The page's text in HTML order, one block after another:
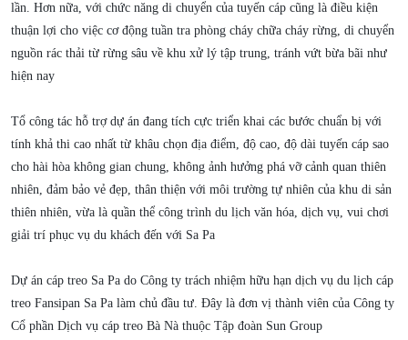
lần. Hơn nữa, với chức năng di chuyển của tuyến cáp cũng là điều kiện
thuận lợi cho việc cơ động tuần tra phòng cháy chữa cháy rừng, di chuyển
nguồn rác thải từ rừng sâu về khu xử lý tập trung, tránh vứt bừa bãi như
hiện nay
Tổ công tác hỗ trợ dự án đang tích cực triển khai các bước chuẩn bị với
tính khả thi cao nhất từ khâu chọn địa điểm, độ cao, độ dài tuyến cáp sao
cho hài hòa không gian chung, không ảnh hưởng phá vỡ cảnh quan thiên
nhiên, đảm bảo vẻ đẹp, thân thiện với môi trường tự nhiên của khu di sản
thiên nhiên, vừa là quần thể công trình du lịch văn hóa, dịch vụ, vui chơi
giải trí phục vụ du khách đến với Sa Pa
Dự án cáp treo Sa Pa do Công ty trách nhiệm hữu hạn dịch vụ du lịch cáp
treo Fansipan Sa Pa làm chủ đầu tư. Đây là đơn vị thành viên của Công ty
Cổ phần Dịch vụ cáp treo Bà Nà thuộc Tập đoàn Sun Group